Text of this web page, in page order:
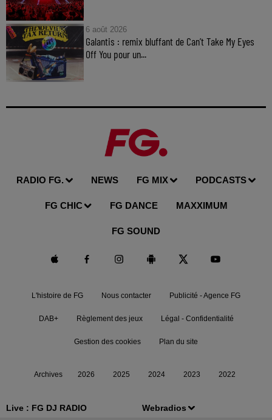
Live : FG DJ RADIO Webradios
6 août 2026
Galantis : remix bluffant de Can’t Take My Eyes
Off You pour un...
RADIO FG. NEWS FG MIX PODCASTS
FG CHIC FG DANCE MAXXIMUM
FG SOUND
L'histoire de FG Nous contacter Publicité - Agence FG
DAB+ Règlement des jeux Légal - Confidentialité
Gestion des cookies Plan du site
Archives 2026 2025 2024 2023 2022